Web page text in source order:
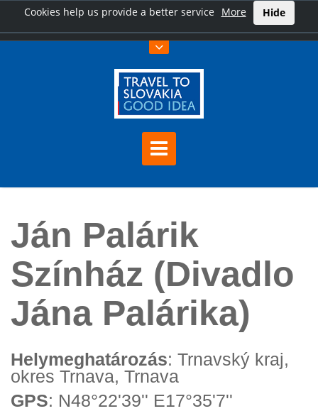
Cookies help us provide a better service More Hide
Ján Palárik Színház (Divadlo Jána Palárika)
Ján Palárik
Színház (Divadlo
Jána Palárika)
Helymeghatározás: Trnavský kraj,
okres Trnava, Trnava
GPS: N48°22'39'' E17°35'7''